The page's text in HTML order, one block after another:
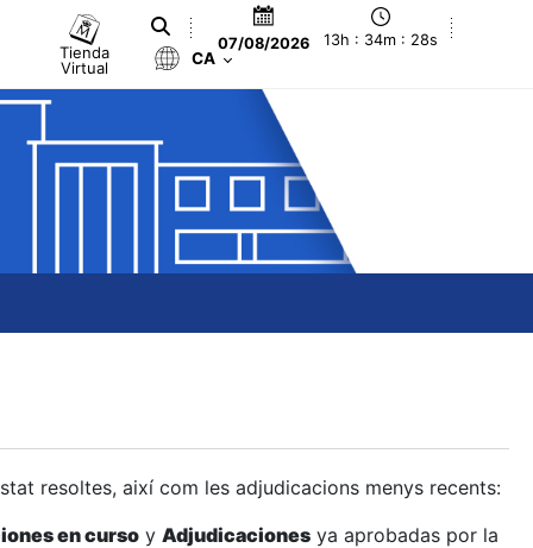
Tienda
Virtual
07/08/2026 13h : 34m : 29s
CA
resoltes, així com les adjudicacions menys recents:
en curso y Adjudicaciones ya aprobadas por la